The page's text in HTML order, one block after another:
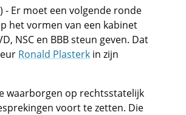
- Er moet een volgende ronde
het vormen van een kabinet
NSC en BBB steun geven. Dat
Ronald Plasterk in zijn
waarborgen op rechtsstatelijk
voort te zetten. Die